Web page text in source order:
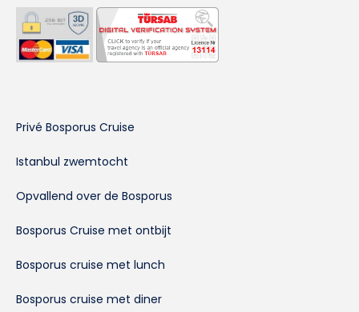
Privé Bosporus Cruise
Istanbul zwemtocht
Opvallend over de Bosporus
Bosporus Cruise met ontbijt
Bosporus cruise met lunch
Bosporus cruise met diner